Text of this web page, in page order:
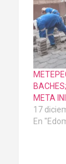
META
17
En